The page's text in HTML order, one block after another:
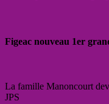
Figeac nouveau 1er
La famille Manoncourt
JPS